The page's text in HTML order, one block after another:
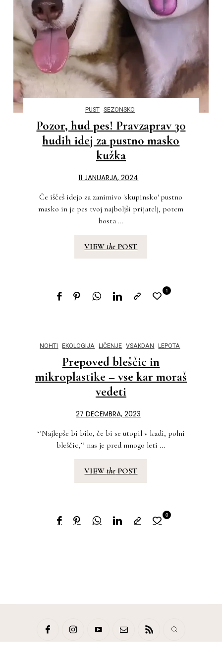
PUST SEZONSKO
Pozor, hud pes! Pravzaprav 30
hudih idej za pustno masko
kužka
11 JANUARJA, 2024
Če iščeš idejo za zanimivo 'skupinsko' pustno
masko in je pes tvoj najboljši prijatelj, potem
bosta ...
VIEWthe POST
1
NOHTI EKOLOGIJA LIČENJE VSAKDAN LEPOTA
Prepoved bleščic in
mikroplastike – vse kar moraš
vedeti
27 DECEMBRA, 2023
‘’Najlepše bi bilo, če bi se utopil v kadi, polni
bleščic,’’ nas je pred mnogo leti ...
VIEWthe POST
0